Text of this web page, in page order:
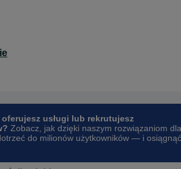
oferujesz usługi lub rekrutujesz
Zobacz, jak dzięki naszym rozwiązaniom dla
do milionów użytkowników — i osiągnąć